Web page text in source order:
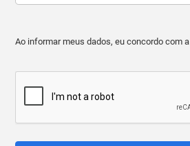
Ao informar meus dados, eu concordo com a